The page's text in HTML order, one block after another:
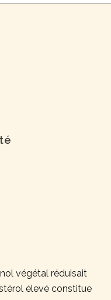
végétal réduisait
élevé constitue